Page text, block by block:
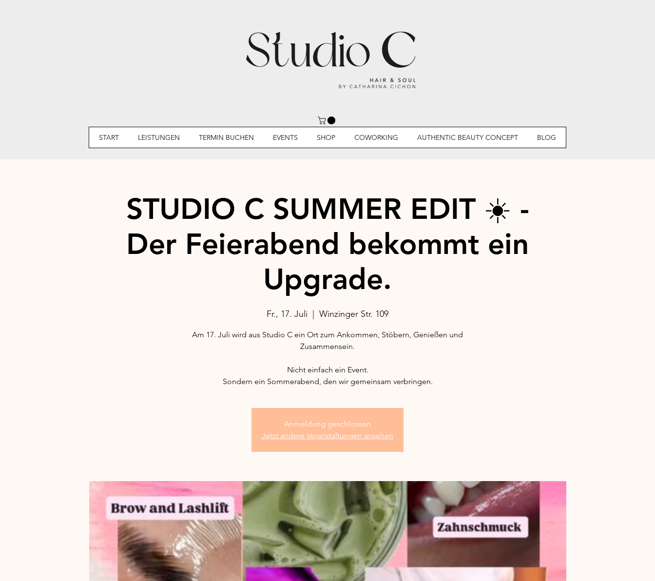
START LEISTUNGEN TERMIN BUCHEN EVENTS SHOP COWORKING AUTHENTIC BEAUTY CONCEPT BLOG
STUDIO C SUMMER EDIT ☀️ -
Der Feierabend bekommt ein
Upgrade.
Fr., 17. Juli Winzinger Str. 109
Am 17. Juli wird aus Studio C ein Ort zum Ankommen, Stöbern, Genießen und
Zusammensein.
Nicht einfach ein Event.
Sondern ein Sommerabend, den wir gemeinsam verbringen.
Anmeldung geschlossen
Jetzt andere Veranstaltungen ansehen